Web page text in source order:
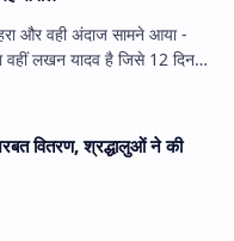
और वही अंदाज सामने आया -
वितरण, श्रद्धालुओं ने की